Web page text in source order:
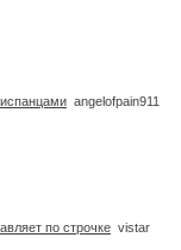
angelofpain911
по строчке vistar